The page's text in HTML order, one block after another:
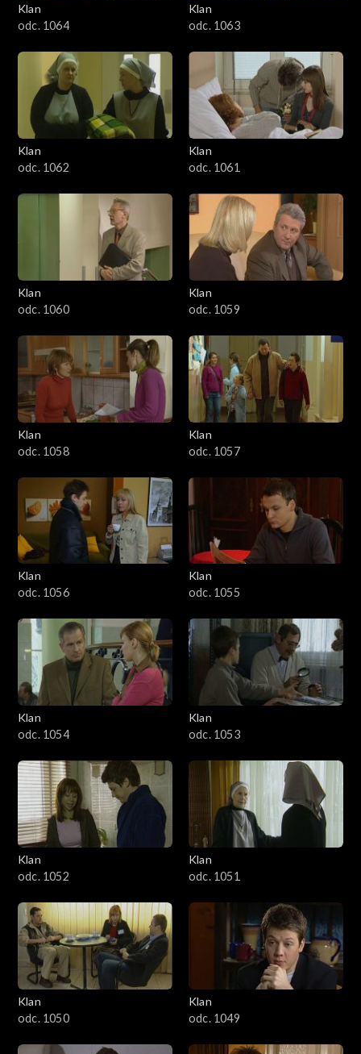
Klan
odc. 1064
Klan
odc. 1063
Klan
odc. 1062
Klan
odc. 1061
Klan
odc. 1060
Klan
odc. 1059
Klan
odc. 1058
Klan
odc. 1057
Klan
odc. 1056
Klan
odc. 1055
Klan
odc. 1054
Klan
odc. 1053
Klan
odc. 1052
Klan
odc. 1051
Klan
odc. 1050
Klan
odc. 1049